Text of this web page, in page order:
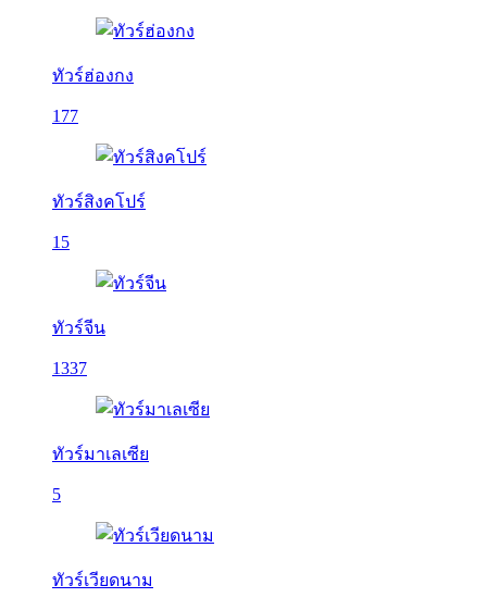
ทัวร์ฮ่องกง
177
ทัวร์สิงคโปร์
15
ทัวร์จีน
1337
ทัวร์มาเลเซีย
5
ทัวร์เวียดนาม